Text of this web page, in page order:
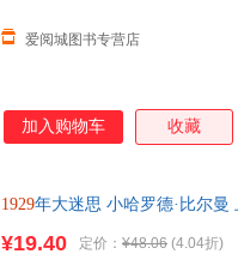
爱阅城图书专营店
加入购物车 收藏
1929年大迷思 小哈罗德·比尔
¥19.40 定价： ¥48.06 (4.04折)